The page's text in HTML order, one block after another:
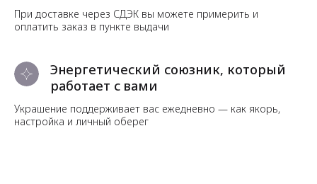
При доставке через СДЭК вы можете примерить и
оплатить заказ в пункте выдачи
Энергетический союзник, который
работает с вами
Украшение поддерживает вас ежедневно — как якорь,
настройка и личный оберег